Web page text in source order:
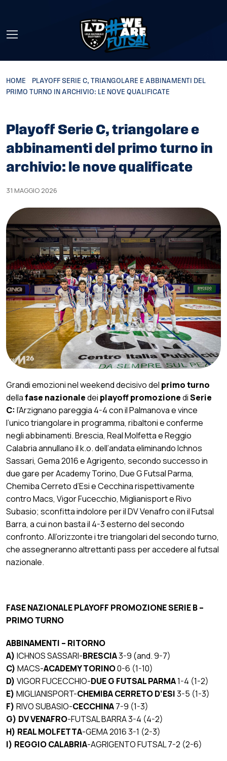
HOME
PLAYOFF SERIE C, TRIANGOLARE E ABBINAMENTI DEL
PRIMO TURNO IN ARCHIVIO: LE NOVE QUALIFICATE
Playoff Serie C, triangolare e
abbinamenti del primo turno in
archivio: le nove qualificate
31 MAGGIO 2026
Grandi emozioni nel weekend decisivo del primo turno
dellafase nazionaledei playoff promozionediSerie
C: l’Arzignano pareggia 4-4 con il Palmanova e vince
l’unico triangolare in programma, ribaltoni e conferme
negli abbinamenti. Brescia, Real Molfetta e Reggio
Calabria annullano il k.o. dell’andata eliminando Ichnos
Sassari, Gema 2016 e Agrigento, secondo successo in
due gare per Academy Torino, Due G Futsal Parma,
Chemiba Cerreto d’Esi e Cecchina rispettivamente
contro Macs, Vigor Fucecchio, Miglianisport e Rivo
Subasio; sconfitta indolore per il DV Venafro con il Futsal
Barra, a cui non basta il 4-3 esterno del secondo
confronto. All’orizzonte i tre triangolari del secondo turno,
che assegneranno altrettanti pass per accedere al futsal
nazionale.
FASE NAZIONALE PLAYOFF PROMOZIONE SERIE B –
PRIMO TURNO
ABBINAMENTI – RITORNO
A) ICHNOS SASSARI-BRESCIA3-9 (and. 9-7)
C) MACS-ACADEMY TORINO0-6 (1-10)
D) VIGOR FUCECCHIO-DUE G FUTSAL PARMA1-4 (1-2)
E) MIGLIANISPORT-CHEMIBA CERRETO D’ESI3-5 (1-3)
F) RIVO SUBASIO-CECCHINA7-9 (1-3)
G) DV VENAFRO-FUTSAL BARRA 3-4 (4-2)
H) REAL MOLFETTA-GEMA 2016 3-1 (2-3)
I) REGGIO CALABRIA-AGRIGENTO FUTSAL 7-2 (2-6)